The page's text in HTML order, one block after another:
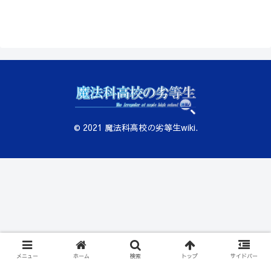
© 2021 魔法科高校の劣等生wiki.
メニュー ホーム 検索 トップ サイドバー